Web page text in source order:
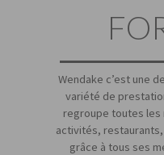
Wendake c’est une
variété de
regroupe toutes
activités,
grâce à tous ses